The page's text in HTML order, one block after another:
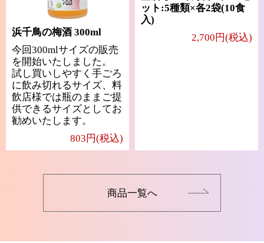
浜千鳥の梅酒 300ml
今回300mlサイズの販売
を開始いたしました。
試し買いしやすく手ごろ
に飲み切れるサイズ、料
飲店様では瓶のままご提
供できるサイズとしてお
勧めいたします。
803円(税込)
ット:5種類×各2袋(10食
入)
2,700円(税込)
商品一覧へ